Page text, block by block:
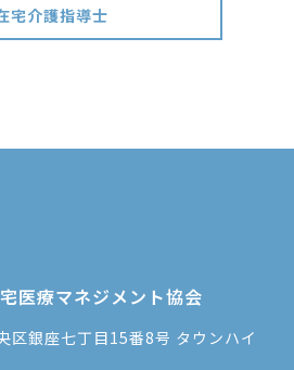
宅介護指導士
医療マネジメント協会
区銀座七丁目15番8号 タウンハイ